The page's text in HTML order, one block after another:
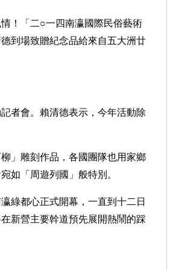
！「二○一四南瀛國際民俗藝術
到場致贈紀念品給來自五大洲廿
者會。賴清德表示，今年活動除
」雕刻作品，各國團隊也用家鄉
如「周遊列國」般特別。
綠都心正式開幕，一直到十二日
新營主要幹道預先展開熱鬧的踩